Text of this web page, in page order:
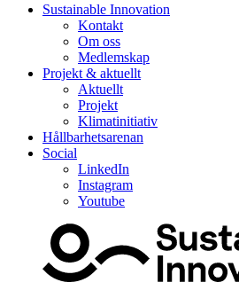
Sustainable Innovation
Kontakt
Om oss
Medlemskap
Projekt & aktuellt
Aktuellt
Projekt
Klimatinitiativ
Hållbarhetsarenan
Social
LinkedIn
Instagram
Youtube